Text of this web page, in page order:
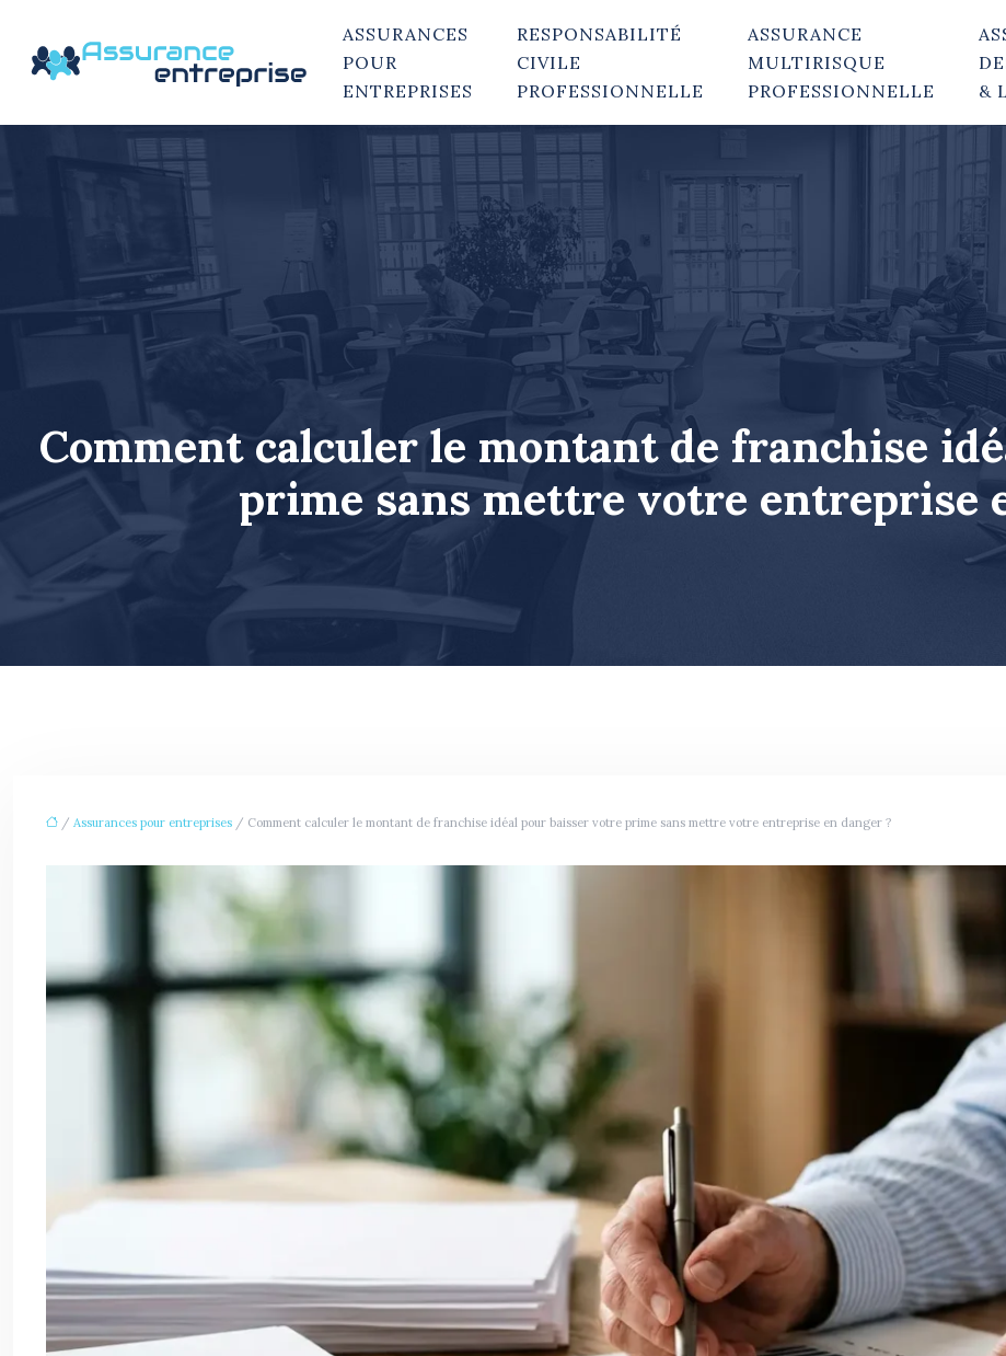
ASSURANCES
POUR
ENTREPRISES
RESPONSABILITÉ
CIVILE
PROFESSIONNELLE
ASSURANCE
MULTIRISQUE
PROFESSIONNELLE
&
Comment calculer le montant de franchise
prime sans mettre votre entreprise
/ Assurances pour entreprises / Comment calculer le montant de franchise idéal pour baisser votre prime sans mettre votre entreprise en danger ?